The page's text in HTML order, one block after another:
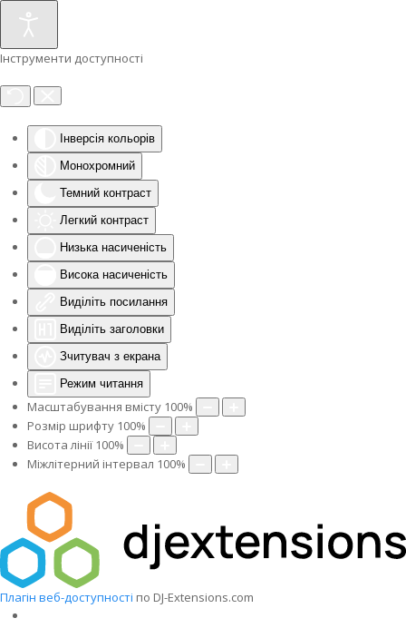
Інструменти доступності
Інверсія кольорів
Монохромний
Темний контраст
Легкий контраст
Низька насиченість
Висока насиченість
Виділіть посилання
Виділіть заголовки
Зчитувач з екрана
Режим читання
Масштабування вмісту 100%
Розмір шрифту 100%
Висота лінії 100%
Міжлітерний інтервал 100%
Плагін веб-доступності по DJ-Extensions.com